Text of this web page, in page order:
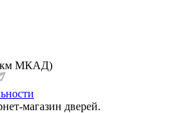
км МКАД)
магазин дверей.